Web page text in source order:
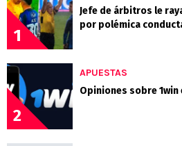
1
Jefe de árbitros le
por polémica
2
APUESTAS
Opiniones sobre 1win